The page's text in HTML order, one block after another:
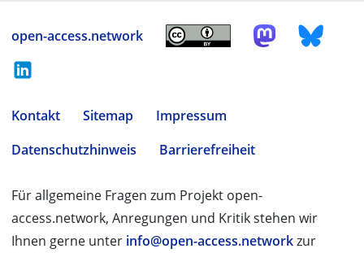
open-access.network
Kontakt Sitemap
Impressum
Datenschutzhinweis
Barrierefreiheit
Für allgemeine Fragen zum Projekt open-
access.network, Anregungen und Kritik stehen wir
Ihnen gerne unter info@open-access.networkzur